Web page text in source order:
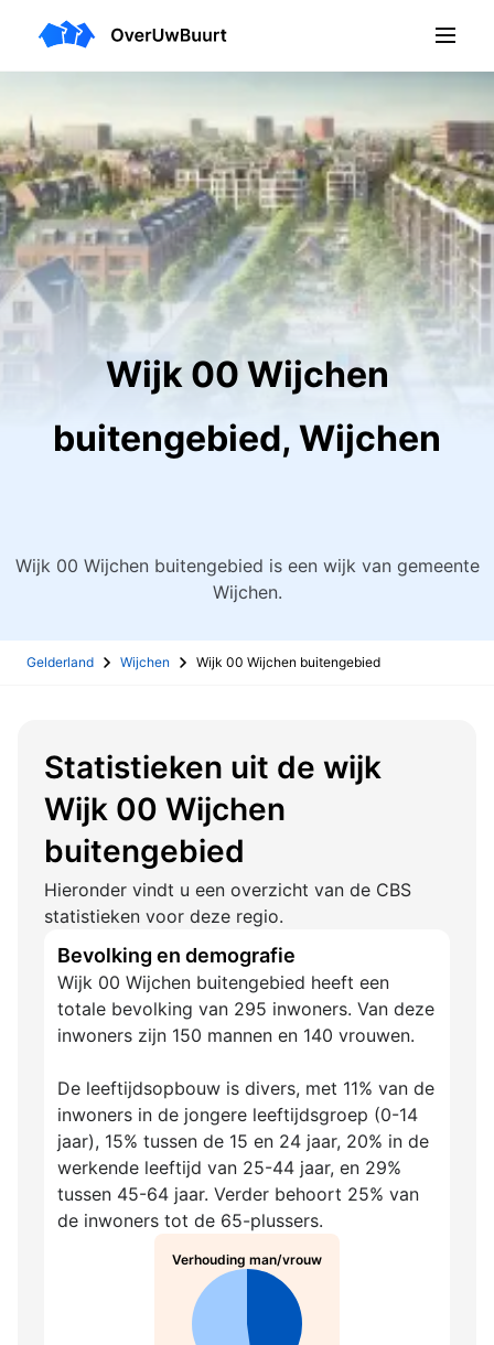
Wijk 00 Wijchen
buitengebied, Wijchen
Wijk 00 Wijchen buitengebied is een wijk van gemeente
Wijchen.
Gelderland Wijchen Wijk 00 Wijchen buitengebied
Statistieken uit de wijk
Wijk 00 Wijchen
buitengebied
Hieronder vindt u een overzicht van de CBS
statistieken voor deze regio.
Bevolking en demografie
Wijk 00 Wijchen buitengebied heeft een
totale bevolking van 295 inwoners. Van deze
inwoners zijn 150 mannen en 140 vrouwen.
De leeftijdsopbouw is divers, met 11% van de
inwoners in de jongere leeftijdsgroep (0-14
jaar), 15% tussen de 15 en 24 jaar, 20% in de
werkende leeftijd van 25-44 jaar, en 29%
tussen 45-64 jaar. Verder behoort 25% van
de inwoners tot de 65-plussers.
Verhouding man/vrouw